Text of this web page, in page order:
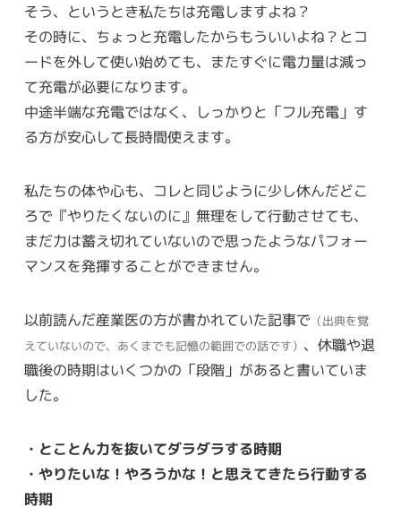
そう、というとき私たちは充電しますよね？
その時に、ちょっと充電したからもういいよね？とコ
ードを外して使い始めても、またすぐに電力量は減っ
て充電が必要になります。
中途半端な充電ではなく、しっかりと「フル充電」す
る方が安心して長時間使えます。
私たちの体や心も、コレと同じように少し休んだどこ
ろで『やりたくないのに』無理をして行動させても、
まだ力は蓄え切れていないので思ったようなパフォー
マンスを発揮することができません。
以前読んだ産業医の方が書かれていた記事で（出典を覚
えていないので、あくまでも記憶の範囲での話です） 、休職や退
職後の時期はいくつかの「段階」があると書いていま
した。
・とことん力を抜いてダラダラする時期
・やりたいな！やろうかな！と思えてきたら行動する
時期